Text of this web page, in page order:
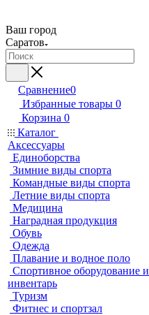
Ваш город
Саратов
Сравнение0
Избранные товары 0
Корзина 0
Каталог
Аксессуары
Единоборства
Зимние виды спорта
Командные виды спорта
Летние виды спорта
Медицина
Наградная продукция
Обувь
Одежда
Плавание и водное поло
Спортивное оборудование и
инвентарь
Туризм
Фитнес и спортзал